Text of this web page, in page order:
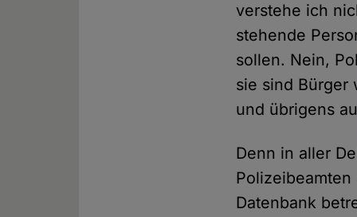
verstehe ich
stehende
sollen. Nein,
sie sind Bürger
und übrigens
Denn in aller
Datenbank